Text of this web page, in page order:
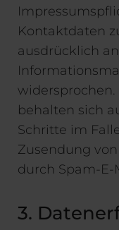
Kontaktdaten
ausdrücklich
behalten sich
Schritte im
Zusendung
durch Spam-E-
3.